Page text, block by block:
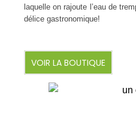
laquelle on rajoute l’eau de
délice gastronomique!
VOIR LA BOUTIQUE